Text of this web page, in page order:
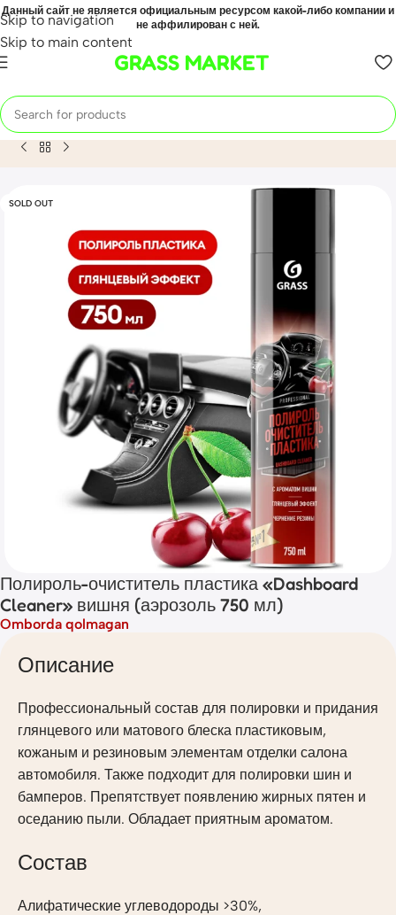
Skip to navigation
Skip to main content
Данный сайт не является официальным ресурсом какой-либо компании и
не аффилирован с ней.
GRASS MARKET
Home Mahsulot Полироль-очиститель пластика
SOLD OUT
Полироль-очиститель пластика «Dashboard
Cleaner» вишня (аэрозоль 750 мл)
Omborda qolmagan
Описание
Профессиональный состав для полировки и придания
глянцевого или матового блеска пластиковым,
кожаным и резиновым элементам отделки салона
автомобиля. Также подходит для полировки шин и
бамперов. Препятствует появлению жирных пятен и
оседанию пыли. Обладает приятным ароматом.
Состав
Алифатические углеводороды >30%,